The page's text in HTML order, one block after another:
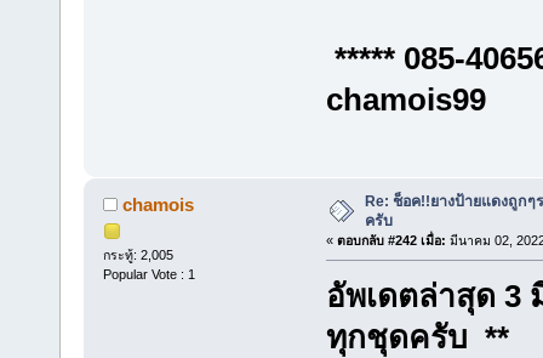
***** 085-
chamois99
chamois
กระทู้: 2,005
Popular Vote : 1
Re: ช็อค!!ยางป้ายแดงถูก
ครับ
« ตอบกลับ #242 เมื่อ: มีนาคม 02,
อัพเดตล่าสุด
ทุกชุดครับ **